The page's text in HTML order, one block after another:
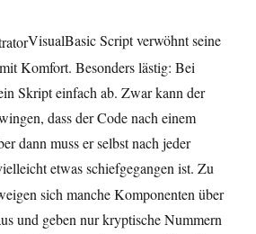
VisualBasic Script verwöhnt seine
Komfort. Besonders lästig: Bei
Skript einfach ab. Zwar kann der
dass der Code nach einem
dann muss er selbst nach jeder
etwas schiefgegangen ist. Zu
sich manche Komponenten über
und geben nur kryptische Nummern